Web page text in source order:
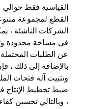
القياسية فقط
القطع لمجموعة
الشركات الناشئة ،
في مساحة محدودة
عن الطلبات
بالإضافة إلى ذلك ،
وتثبيت آلة فتحات
ضبط تخطيط الإنتاج
، وبالتالي تحسين